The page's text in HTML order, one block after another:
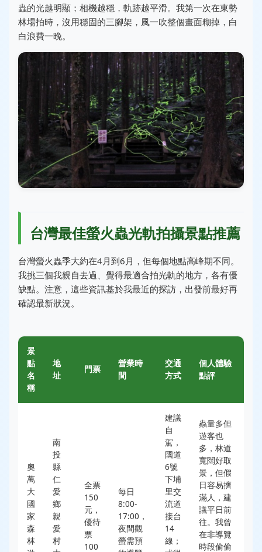
蟲的光越明顯；相機越穩，軌跡越平滑。我第一次在東勢
林場拍時，沒用穩固的三腳架，風一吹整個畫面糊掉，白
白浪費一晚。
台灣最佳螢火蟲光軌拍攝景點推薦
台灣螢火蟲季大約在4月到6月，但每個地點高峰期不同。
我挑三個我親自去過、覺得最適合拍光軌的地方，各有優
缺點。注意，這些資訊基於我最近的探訪，出發前最好再
確認最新狀況。
景
點
名
稱
地
址
門票
營業時
間
交通
方式
個人體驗
點評
奧
萬
大
國
家
森
林
南
投
縣
仁
愛
鄉
親
愛
村
全票
150
元，
優待
票
100
每日
8:00-
17:00，
夜間觀
螢需預
建議
自
駕，
國道
6號
下埔
里交
流道
接台
14
線；
蟲量多但
遊客也
多，林道
寬闊好取
景，但假
日容易擠
滿人，建
議平日前
往。我曾
在非導覽
時段偷偷